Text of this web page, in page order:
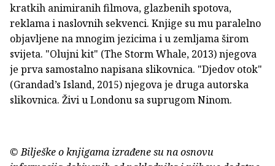
kratkih animiranih filmova, glazbenih spotova,
reklama i naslovnih sekvenci. Knjige su mu paralelno
objavljene na mnogim jezicima i u zemljama širom
svijeta. "Olujni kit" (The Storm Whale, 2013) njegova
je prva samostalno napisana slikovnica. "Djedov otok"
(Grandad’s Island, 2015) njegova je druga autorska
slikovnica. Živi u Londonu sa suprugom Ninom.
© Bilješke o knjigama izrađene su na osnovu